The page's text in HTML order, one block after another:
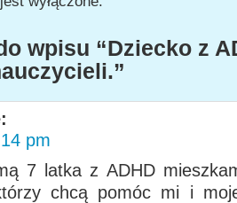
wpisu “Dziecko z
pm
7 latka z ADHD
chcą pomóc mi i